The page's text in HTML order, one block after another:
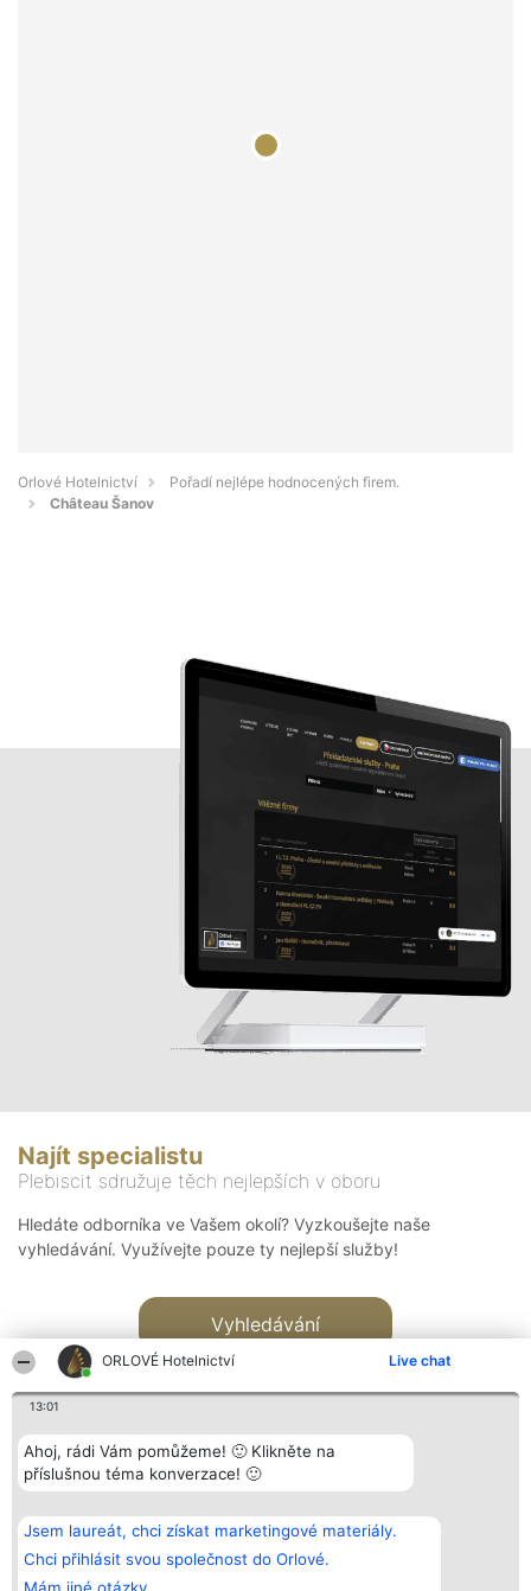
ORLOVÉ Hotelnictví Live chat
13:01
Ahoj, rádi Vám pomůžeme! 🙂 Klikněte na
příslušnou téma konverzace! 🙂
Jsem laureát, chci získat marketingové materiály.
Chci přihlásit svou společnost do Orlové.
Orlové Hotelnictví
Pořadí nejlépe hodnocených firem.
Château Šanov
Najít specialistu
Plebiscit sdružuje těch nejlepších v oboru
Hledáte odborníka ve Vašem okolí? Vyzkoušejte naše
vyhledávání. Využívejte pouze ty nejlepší služby!
Vyhledávání
Bright Side Solutions sp. z o.
o. sp. k.
ul. Ruska 22
Wrocław 50-079
KRS 0000749100 | Regon
Vítězové
Seznam všech
laureátů
Zásady
Kontakt